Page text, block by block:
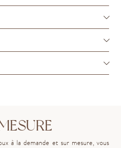
à la demande et sur mesure, vous